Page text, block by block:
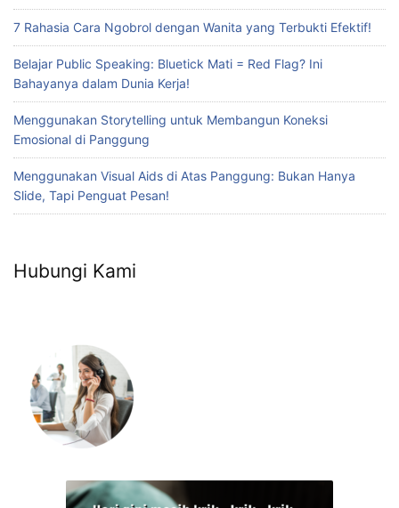
7 Rahasia Cara Ngobrol dengan Wanita yang Terbukti Efektif!
Belajar Public Speaking: Bluetick Mati = Red Flag? Ini
Bahayanya dalam Dunia Kerja!
Menggunakan Storytelling untuk Membangun Koneksi
Emosional di Panggung
Menggunakan Visual Aids di Atas Panggung: Bukan Hanya
Slide, Tapi Penguat Pesan!
Hubungi Kami